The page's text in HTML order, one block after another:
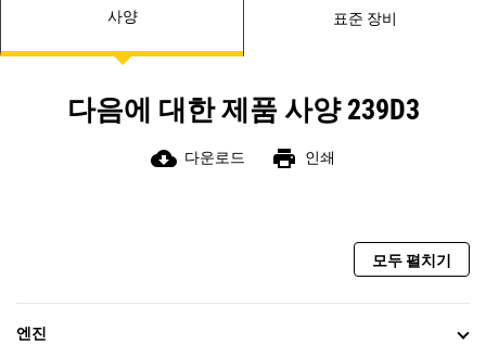
사양 표준 장비
다음에 대한 제품 사양 239D3
cloud_download 다운로드 print 인쇄
모두 펼치기
엔진